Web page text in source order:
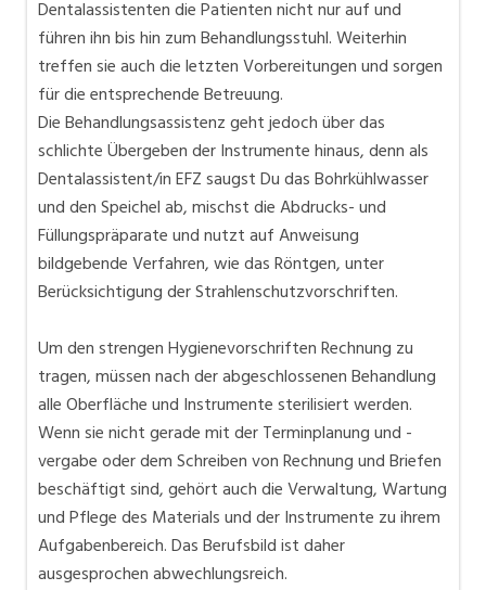
Dentalassistenten die Patienten nicht nur auf und
führen ihn bis hin zum Behandlungsstuhl. Weiterhin
treffen sie auch die letzten Vorbereitungen und sorgen
für die entsprechende Betreuung.
Die Behandlungsassistenz geht jedoch über das
schlichte Übergeben der Instrumente hinaus, denn als
Dentalassistent/in EFZ saugst Du das Bohrkühlwasser
und den Speichel ab, mischst die Abdrucks- und
Füllungspräparate und nutzt auf Anweisung
bildgebende Verfahren, wie das Röntgen, unter
Berücksichtigung der Strahlenschutzvorschriften.
Um den strengen Hygienevorschriften Rechnung zu
tragen, müssen nach der abgeschlossenen Behandlung
alle Oberfläche und Instrumente sterilisiert werden.
Wenn sie nicht gerade mit der Terminplanung und -
vergabe oder dem Schreiben von Rechnung und Briefen
beschäftigt sind, gehört auch die Verwaltung, Wartung
und Pflege des Materials und der Instrumente zu ihrem
Aufgabenbereich. Das Berufsbild ist daher
ausgesprochen abwechlungsreich.